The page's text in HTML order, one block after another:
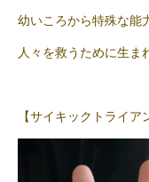
幼いころから特殊な能
人々を救うために生ま
【サイキックトライア